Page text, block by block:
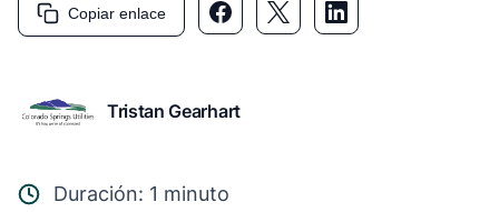
Tristan Gearhart
Duración: 1 minuto
Copiar enlace